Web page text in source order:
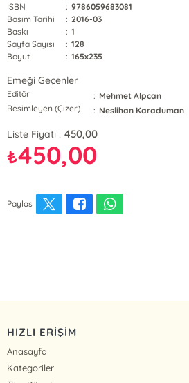
ISBN
: 9786059683081
Basım Tarihi
: 2016-03
Baskı
: 1
Sayfa Sayısı
: 128
Boyut
: 165x235
Emeği Geçenler
Editör : Mehmet Alpcan
Resimleyen (Çizer)
: Neslihan Karaduman
Liste Fiyatı : 450,00
₺450,00
Paylaş
HIZLI ERİŞİM
Anasayfa
Kategoriler